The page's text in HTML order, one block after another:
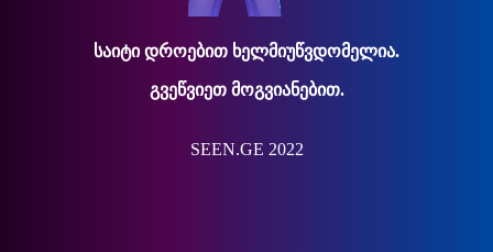
საიტი დროებით ხელმიუწვდომელია.
გვეწვიეთ მოგვიანებით.
SEEN.GE 2022